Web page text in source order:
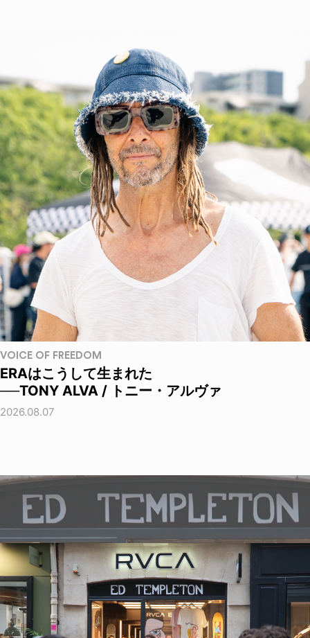
VOICE OF FREEDOM
ERAはこうして生まれた
──TONY ALVA / トニー・アルヴァ
2026.08.07